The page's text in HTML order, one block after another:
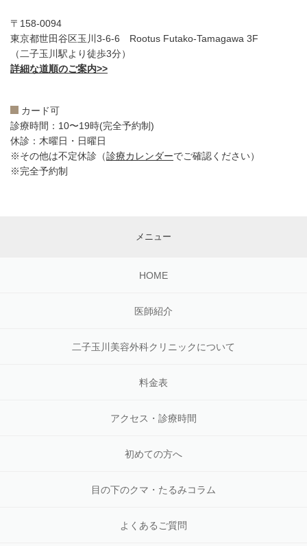
〒158-0094
東京都世田谷区玉川3-6-6 Rootus Futako-Tamagawa 3F
（二子玉川駅より徒歩3分）
詳細な道順のご案内>>
カード可
診療時間：10〜19時(完全予約制)
休診：木曜日・日曜日
※その他は不定休診（診療カレンダーでご確認ください）
※完全予約制
メニュー
HOME
医師紹介
二子玉川美容外科クリニックについて
料金表
アクセス・診療時間
初めての方へ
目の下のクマ・たるみコラム
よくあるご質問